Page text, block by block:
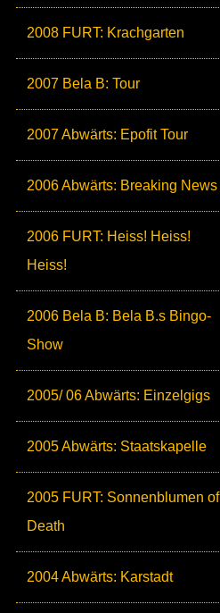
2008 FURT: Krachgarten
2007 Bela B: Tour
2007 Abwärts: Epofit Tour
2006 Abwärts: Breaking News
2006 FURT: Heiss! Heiss!
Heiss!
2006 Bela B: Bela B.s Bingo-
Show
2005/ 06 Abwärts: Einzelgigs
2005 Abwärts: Staatskapelle
2005 FURT: Sonnenblumen of
Death
2004 Abwärts: Karstadt